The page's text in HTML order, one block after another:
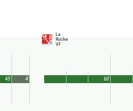
45' 4'
La
Roche
VF
60'